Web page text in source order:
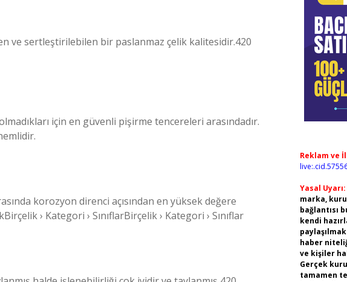
ve sertleştirilebilen bir paslanmaz çelik kalitesidir.420
için en güvenli pişirme tencereleri arasındadır.
korozyon direnci açısından en yüksek değere
› Kategori › SınıflarBirçelik › Kategori › Sınıflar
Reklam ve
Yasal Uyarı:
marka,
bağlantısı
kendi
haber
ve kişiler
Gerçek
tamamen